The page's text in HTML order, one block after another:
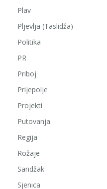
Plav
Pljevlja (Taslidža)
Politika
PR
Priboj
Prijepolje
Projekti
Putovanja
Regija
Rožaje
Sandžak
Sjenica